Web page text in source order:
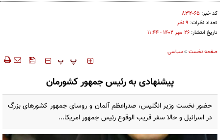
کد خبر: ۸۳۲۰۶۵
تعداد نظرات: ۹ نظر
تاریخ انتشار: ۲۶ مهر ۱۴۰۲ - ۱۱:۴۴
صفحه نخست »سیاسی
‍‍‍ پ پ
پیشنهادی به رئیس جمهور کشورمان
حضور نخست وزیر انگلیس، صدراعظم آلمان و روسای جمهور کشورهای بزرگ
در اسرائیل و حالا سفر قریب الوقوع رئیس جمهور امریکا...